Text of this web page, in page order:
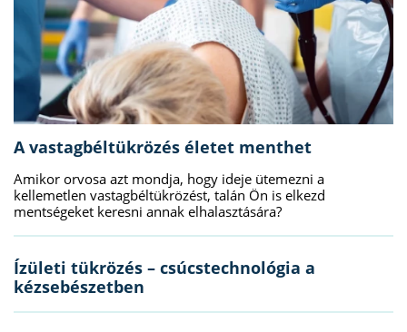
A vastagbéltükrözés életet menthet
Amikor orvosa azt mondja, hogy ideje ütemezni a
kellemetlen vastagbéltükrözést, talán Ön is elkezd
mentségeket keresni annak elhalasztására?
Ízületi tükrözés – csúcstechnológia a
kézsebészetben